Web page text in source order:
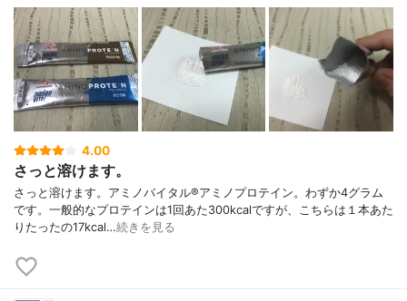
4.00
さっと溶けます。
さっと溶けます。アミノバイタル®︎アミノプロテイン。わずか4グラム
です。一般的なプロテインは1回あた300kcalですが、こちらは１本あた
りたったの17kcal…続きを見る